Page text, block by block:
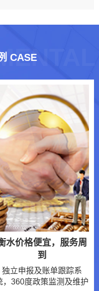
CASE
水价格便宜，服务周
到
独立申报及账单跟踪系
，360度政策监测及维护